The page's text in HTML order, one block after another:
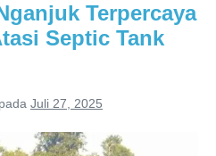
Terpercaya
Septic Tank
Juli 27, 2025